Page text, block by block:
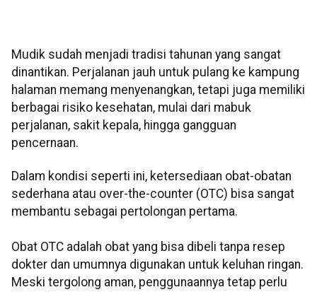
Mudik sudah menjadi tradisi tahunan yang sangat
dinantikan. Perjalanan jauh untuk pulang ke kampung
halaman memang menyenangkan, tetapi juga memiliki
berbagai risiko kesehatan, mulai dari mabuk
perjalanan, sakit kepala, hingga gangguan
pencernaan.
Dalam kondisi seperti ini, ketersediaan obat-obatan
sederhana atau over-the-counter (OTC) bisa sangat
membantu sebagai pertolongan pertama.
Obat OTC adalah obat yang bisa dibeli tanpa resep
dokter dan umumnya digunakan untuk keluhan ringan.
Meski tergolong aman, penggunaannya tetap perlu